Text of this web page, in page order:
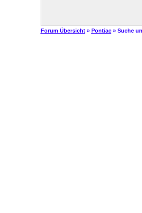
Forum Übersicht » Pontiac » Suche